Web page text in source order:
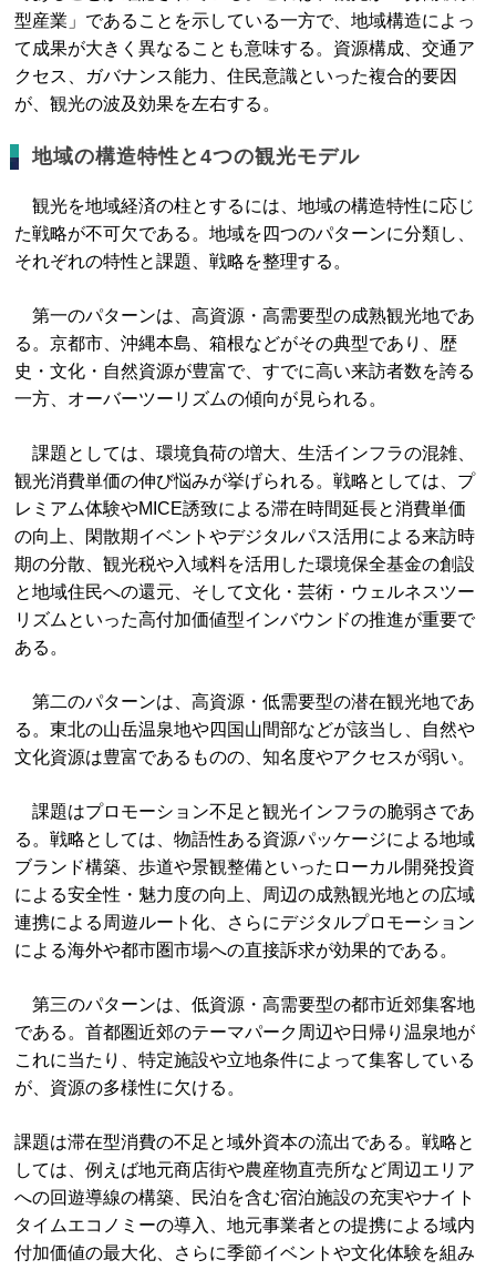
型産業」であることを示している一方で、地域構造によっ
て成果が大きく異なることも意味する。資源構成、交通ア
クセス、ガバナンス能力、住民意識といった複合的要因
が、観光の波及効果を左右する。
地域の構造特性と4つの観光モデル
観光を地域経済の柱とするには、地域の構造特性に応じ
た戦略が不可欠である。地域を四つのパターンに分類し、
それぞれの特性と課題、戦略を整理する。
第一のパターンは、高資源・高需要型の成熟観光地であ
る。京都市、沖縄本島、箱根などがその典型であり、歴
史・文化・自然資源が豊富で、すでに高い来訪者数を誇る
一方、オーバーツーリズムの傾向が見られる。
課題としては、環境負荷の増大、生活インフラの混雑、
観光消費単価の伸び悩みが挙げられる。戦略としては、プ
レミアム体験やMICE誘致による滞在時間延長と消費単価
の向上、閑散期イベントやデジタルパス活用による来訪時
期の分散、観光税や入域料を活用した環境保全基金の創設
と地域住民への還元、そして文化・芸術・ウェルネスツー
リズムといった高付加価値型インバウンドの推進が重要で
ある。
第二のパターンは、高資源・低需要型の潜在観光地であ
る。東北の山岳温泉地や四国山間部などが該当し、自然や
文化資源は豊富であるものの、知名度やアクセスが弱い。
課題はプロモーション不足と観光インフラの脆弱さであ
る。戦略としては、物語性ある資源パッケージによる地域
ブランド構築、歩道や景観整備といったローカル開発投資
による安全性・魅力度の向上、周辺の成熟観光地との広域
連携による周遊ルート化、さらにデジタルプロモーション
による海外や都市圏市場への直接訴求が効果的である。
第三のパターンは、低資源・高需要型の都市近郊集客地
である。首都圏近郊のテーマパーク周辺や日帰り温泉地が
これに当たり、特定施設や立地条件によって集客している
が、資源の多様性に欠ける。
課題は滞在型消費の不足と域外資本の流出である。戦略と
しては、例えば地元商店街や農産物直売所など周辺エリア
への回遊導線の構築、民泊を含む宿泊施設の充実やナイト
タイムエコノミーの導入、地元事業者との提携による域内
付加価値の最大化、さらに季節イベントや文化体験を組み